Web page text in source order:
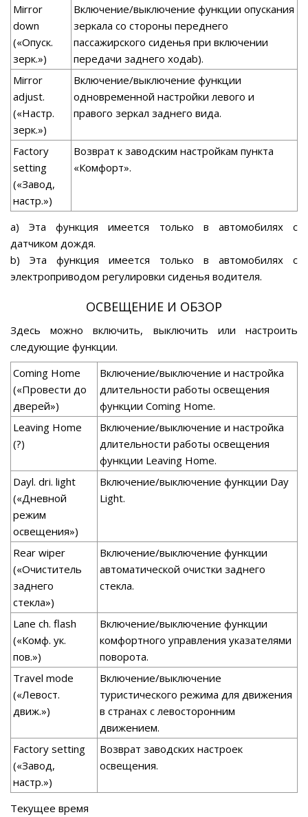
Mirror
down
(«Опуск.
зерк.»)
Включение/выключение функции опускания
зеркала со стороны переднего
пассажирского сиденья при включении
передачи заднего ходаb).
Mirror
adjust.
(«Настр.
зерк.»)
Включение/выключение функции
одновременной настройки левого и
правого зеркал заднего вида.
Factory
setting
(«Завод,
настр.»)
Возврат к заводским настройкам пункта
«Комфорт».
а) Эта функция имеется только в автомобилях с
датчиком дождя.
b) Эта функция имеется только в автомобилях с
электроприводом регулировки сиденья водителя.
ОСВЕЩЕНИЕ И ОБЗОР
Здесь можно включить, выключить или настроить
следующие функции.
Coming Home
(«Провести до
дверей»)
Включение/выключение и настройка
длительности работы освещения
функции Coming Home.
Leaving Home
(?)
Включение/выключение и настройка
длительности работы освещения
функции Leaving Home.
Dayl. dri. light
(«Дневной
режим
освещения»)
Включение/выключение функции Day
Light.
Rear wiper
(«Очиститель
заднего
стекла»)
Включение/выключение функции
автоматической очистки заднего
стекла.
Lane ch. flash
(«Комф. ук.
пов.»)
Включение/выключение функции
комфортного управления указателями
поворота.
Travel mode
(«Левост.
движ.»)
Включение/выключение
туристического режима для движения
в странах с левосторонним
движением.
Factory setting
(«Завод,
настр.»)
Возврат заводских настроек
освещения.
Текущее время